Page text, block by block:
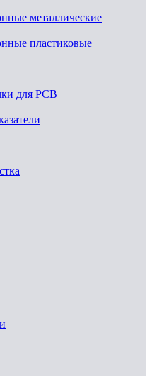
металлические
пластиковые
для PCB